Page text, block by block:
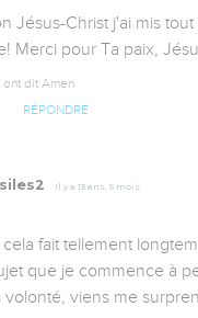
Jésus-Christ j'ai mis
Merci pour Ta paix,
ont dit Amen
RÉPONDRE
Il y a 13 ans, 5 mois
fait tellement
que je commence à
volonté, viens me